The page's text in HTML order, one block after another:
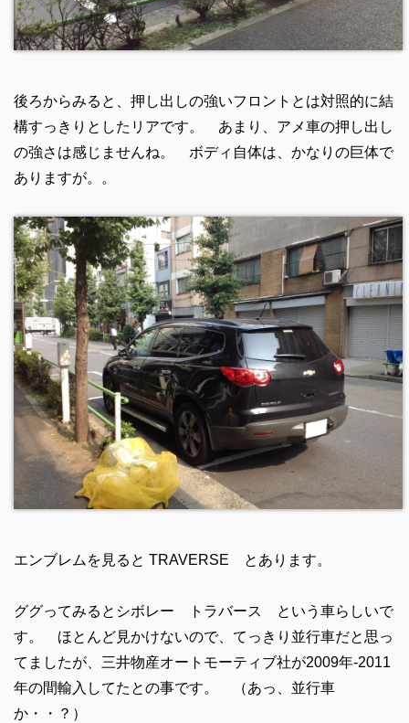
後ろからみると、押し出しの強いフロントとは対照的に結
構すっきりとしたリアです。 あまり、アメ車の押し出し
の強さは感じませんね。 ボディ自体は、かなりの巨体で
ありますが。。
エンブレムを見ると TRAVERSE とあります。
ググってみるとシボレー トラバース という車らしいで
す。 ほとんど見かけないので、てっきり並行車だと思っ
てましたが、三井物産オートモーティブ社が2009年-2011
年の間輸入してたとの事です。 （あっ、並行車
か・・？）